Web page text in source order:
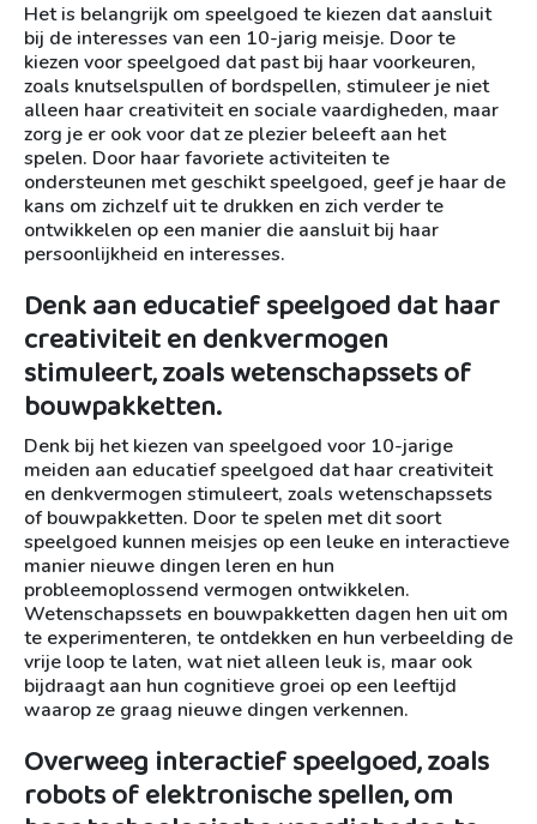
Het is belangrijk om speelgoed te kiezen dat aansluit
bij de interesses van een 10-jarig meisje. Door te
kiezen voor speelgoed dat past bij haar voorkeuren,
zoals knutselspullen of bordspellen, stimuleer je niet
alleen haar creativiteit en sociale vaardigheden, maar
zorg je er ook voor dat ze plezier beleeft aan het
spelen. Door haar favoriete activiteiten te
ondersteunen met geschikt speelgoed, geef je haar de
kans om zichzelf uit te drukken en zich verder te
ontwikkelen op een manier die aansluit bij haar
persoonlijkheid en interesses.
Denk aan educatief speelgoed dat haar
creativiteit en denkvermogen
stimuleert, zoals wetenschapssets of
bouwpakketten.
Denk bij het kiezen van speelgoed voor 10-jarige
meiden aan educatief speelgoed dat haar creativiteit
en denkvermogen stimuleert, zoals wetenschapssets
of bouwpakketten. Door te spelen met dit soort
speelgoed kunnen meisjes op een leuke en interactieve
manier nieuwe dingen leren en hun
probleemoplossend vermogen ontwikkelen.
Wetenschapssets en bouwpakketten dagen hen uit om
te experimenteren, te ontdekken en hun verbeelding de
vrije loop te laten, wat niet alleen leuk is, maar ook
bijdraagt aan hun cognitieve groei op een leeftijd
waarop ze graag nieuwe dingen verkennen.
Overweeg interactief speelgoed, zoals
robots of elektronische spellen, om